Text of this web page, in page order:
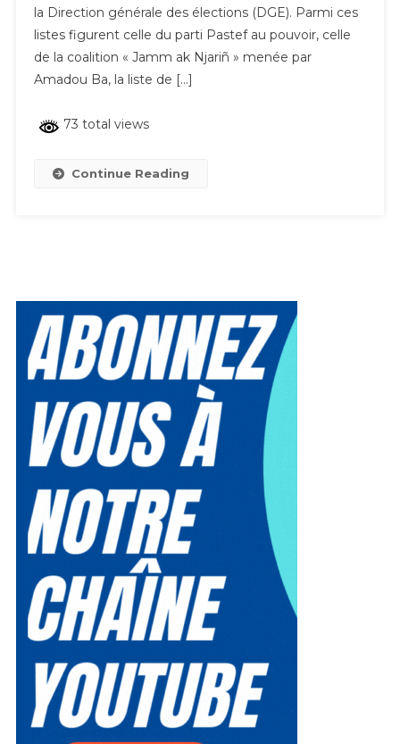
Listes
Menées
Par
Sonko,
Ba
la Direction générale des élections (DGE). Parmi ces
listes figurent celle du parti Pastef au pouvoir, celle
de la coalition « Jamm ak Njariñ » menée par
Amadou Ba, la liste de […]
73 total views
Continue Reading